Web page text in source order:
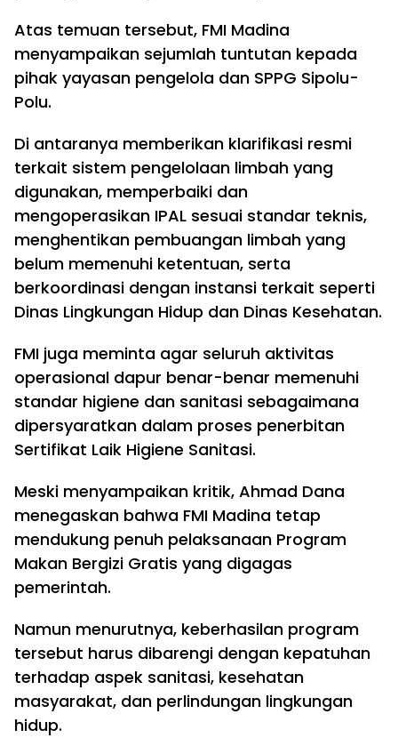
Atas temuan tersebut, FMI Madina
menyampaikan sejumlah tuntutan kepada
pihak yayasan pengelola dan SPPG Sipolu-
Polu.
Di antaranya memberikan klarifikasi resmi
terkait sistem pengelolaan limbah yang
digunakan, memperbaiki dan
mengoperasikan IPAL sesuai standar teknis,
menghentikan pembuangan limbah yang
belum memenuhi ketentuan, serta
berkoordinasi dengan instansi terkait seperti
Dinas Lingkungan Hidup dan Dinas Kesehatan.
FMI juga meminta agar seluruh aktivitas
operasional dapur benar-benar memenuhi
standar higiene dan sanitasi sebagaimana
dipersyaratkan dalam proses penerbitan
Sertifikat Laik Higiene Sanitasi.
Meski menyampaikan kritik, Ahmad Dana
menegaskan bahwa FMI Madina tetap
mendukung penuh pelaksanaan Program
Makan Bergizi Gratis yang digagas
pemerintah.
Namun menurutnya, keberhasilan program
tersebut harus dibarengi dengan kepatuhan
terhadap aspek sanitasi, kesehatan
masyarakat, dan perlindungan lingkungan
hidup.